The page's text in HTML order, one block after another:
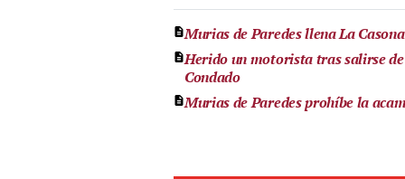
Murias de Paredes llena La
Herido un motorista tras salirse
Condado
Murias de Paredes prohíbe la